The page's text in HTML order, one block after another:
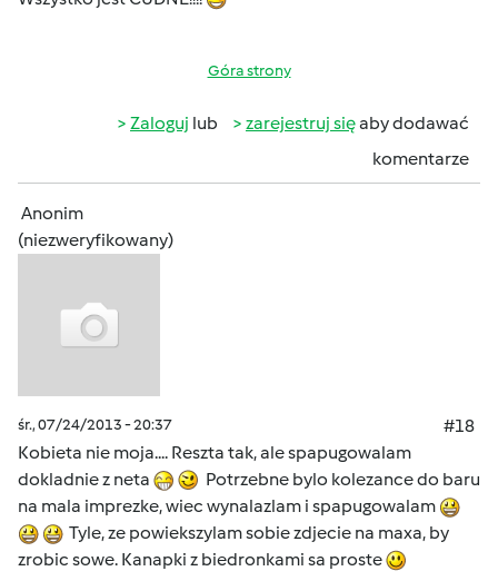
Góra strony
Zaloguj lub zarejestruj sięaby dodawać
komentarze
Anonim
(niezweryfikowany)
śr., 07/24/2013 - 20:37
#18
Kobieta nie moja.... Reszta tak, ale spapugowalam
dokladnie z neta
Potrzebne bylo kolezance do baru
na mala imprezke, wiec wynalazlam i spapugowalam
Tyle, ze powiekszylam sobie zdjecie na maxa, by
zrobic sowe. Kanapki z biedronkami sa proste